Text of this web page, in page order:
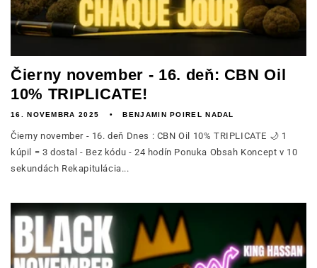
Čierny november - 16. deň: CBN Oil
10% TRIPLICATE!
16. NOVEMBRA 2025 BENJAMIN POIREL NADAL
Čierny november - 16. deň Dnes : CBN Oil 10% TRIPLICATE 🌙 1
kúpil = 3 dostal - Bez kódu - 24 hodín Ponuka Obsah Koncept v 10
sekundách Rekapitulácia...